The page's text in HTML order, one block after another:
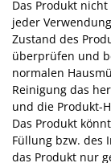
Das Produkt
jeder
Zustand des
überprüfen und
normalen
Reinigung das
und die Produkt-
Das Produkt
Füllung bzw. des
das Produkt nur